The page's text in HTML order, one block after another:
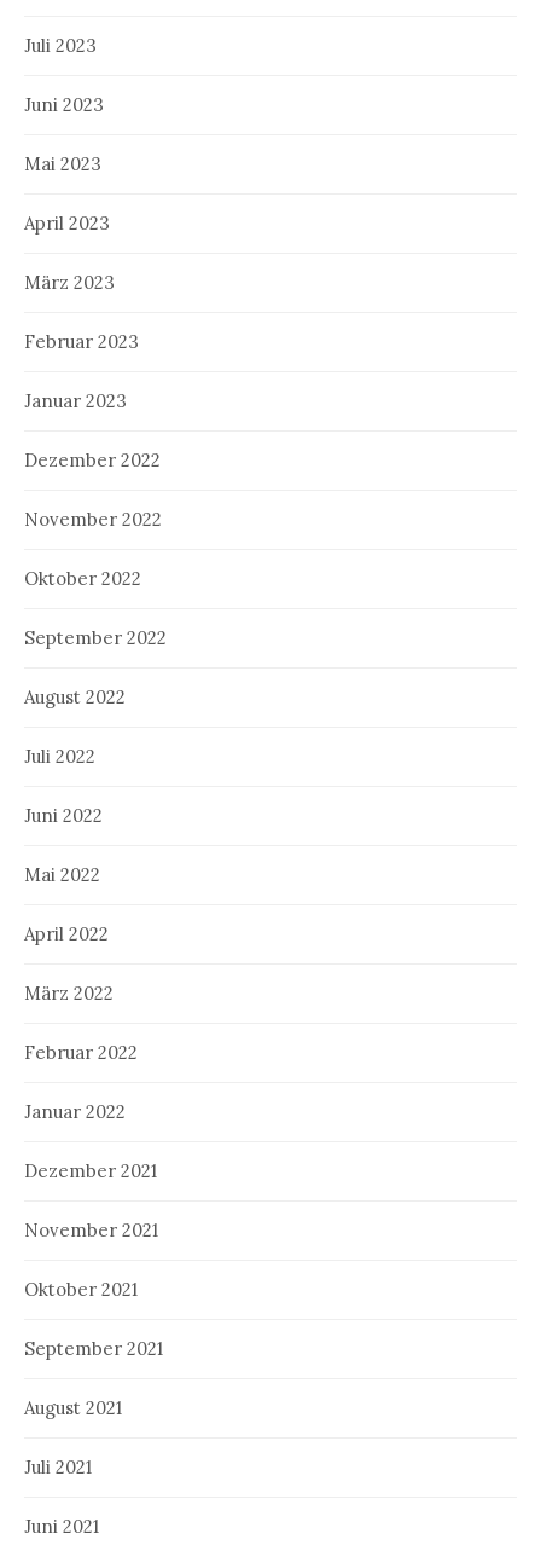
Juli 2023
Juni 2023
Mai 2023
April 2023
März 2023
Februar 2023
Januar 2023
Dezember 2022
November 2022
Oktober 2022
September 2022
August 2022
Juli 2022
Juni 2022
Mai 2022
April 2022
März 2022
Februar 2022
Januar 2022
Dezember 2021
November 2021
Oktober 2021
September 2021
August 2021
Juli 2021
Juni 2021